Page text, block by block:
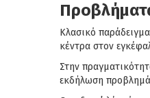
Κλασικό
κέντρα στον
Στην
εκδήλωση